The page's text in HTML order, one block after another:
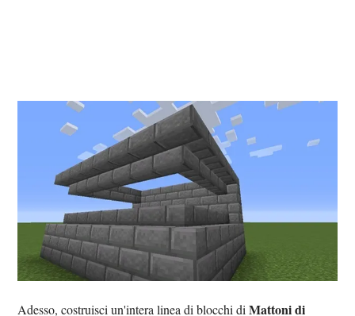
Adesso, costruisci un'intera linea di blocchi diMattoni di